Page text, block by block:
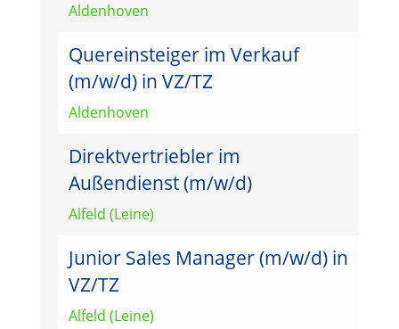
Aldenhoven
Quereinsteiger im Verkauf
(m/w/d) in VZ/TZ
Aldenhoven
Direktvertriebler im
Außendienst (m/w/d)
Alfeld (Leine)
Junior Sales Manager (m/w/d) in
VZ/TZ
Alfeld (Leine)